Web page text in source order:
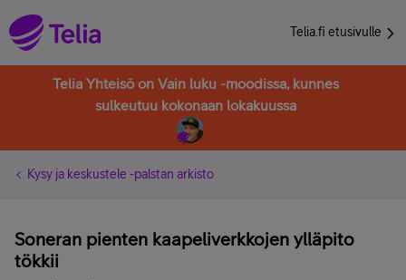
Telia.fi etusivulle
Telia Yhteisö on Vain luku -moodissa, kunnes
sulkeutuu kokonaan lokakuussa
Kysy ja keskustele -palstan arkisto
Soneran pienten kaapeliverkkojen ylläpito
tökkii